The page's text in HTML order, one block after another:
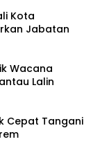
Kota
Jabatan
Wacana
Lalin
Cepat Tangani